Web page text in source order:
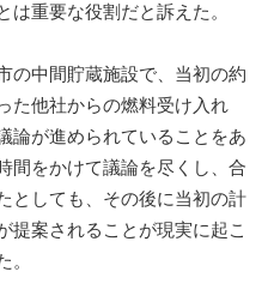
は重要な役割だと訴えた。
中間貯蔵施設で、当初の約
た他社からの燃料受け入れ
論が進められていることをあ
間をかけて議論を尽くし、合
としても、その後に当初の計
提案されることが現実に起こ
。